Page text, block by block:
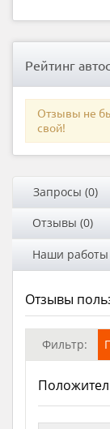
Рейтинг
Отзывы не
свой!
Запросы (0)
Отзывы (0)
Наши работы
Отзывы
Фильтр: